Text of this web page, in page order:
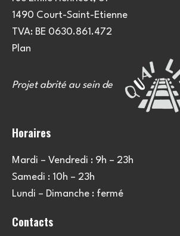
1490 Court-Saint-Etienne
TVA: BE 0630.861.472
Plan
Projet abrité au sein de
Horaires
Mardi – Vendredi : 9h – 23h
Samedi : 10h – 23h
Lundi – Dimanche : fermé
Contacts